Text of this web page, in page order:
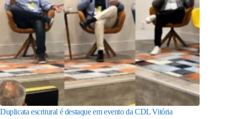
Duplicata escritural é destaque em evento da CDL Vitória